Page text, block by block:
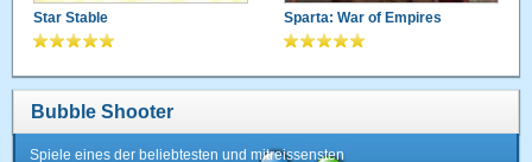
Star Stable Sparta: War of Empires
Bubble Shooter
Spiele eines der beliebtesten und mitreissensten